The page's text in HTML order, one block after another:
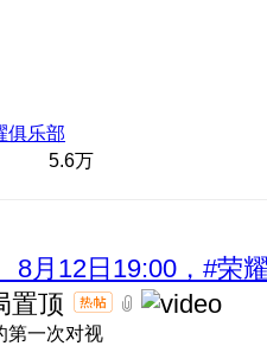
俱乐部
5.6万
8月12日19:00，#荣
第一次对视